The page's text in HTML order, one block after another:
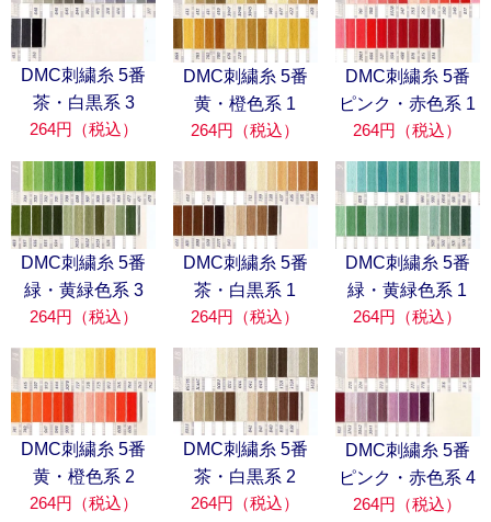
DMC刺繍糸 5番
茶・白黒系 3
264円（税込）
DMC刺繍糸 5番
黄・橙色系 1
264円（税込）
DMC刺繍糸 5番
ピンク・赤色系 1
264円（税込）
DMC刺繍糸 5番
緑・黄緑色系 3
264円（税込）
DMC刺繍糸 5番
茶・白黒系 1
264円（税込）
DMC刺繍糸 5番
緑・黄緑色系 1
264円（税込）
DMC刺繍糸 5番
黄・橙色系 2
264円（税込）
DMC刺繍糸 5番
茶・白黒系 2
264円（税込）
DMC刺繍糸 5番
ピンク・赤色系 4
264円（税込）